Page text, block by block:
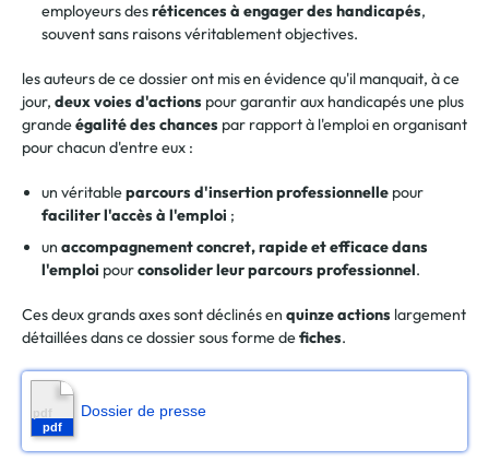
employeurs desréticences à engager des handicapés,
souvent sans raisons véritablement objectives.
les auteurs de ce dossier ont mis en évidence qu'il manquait, à ce
jour, deux voies d'actions pour garantir aux handicapés une plus
grandeégalité des chances par rapport à l'emploi en organisant
pour chacun d'entre eux :
un véritableparcours d'insertion professionnelle pour
faciliter l'accès à l'emploi ;
un accompagnement concret, rapide et efficace dans
l'emploi pourconsolider leur parcours professionnel.
Ces deux grands axes sont déclinés en quinze actions largement
détaillées dans ce dossier sous forme defiches.
Dossier de presse